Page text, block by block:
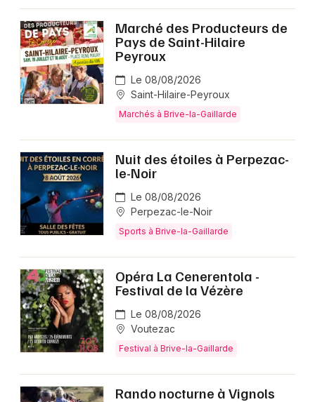
Marché des Producteurs de
Pays de Saint-Hilaire
Peyroux
Le 08/08/2026
Saint-Hilaire-Peyroux
Marchés à Brive-la-Gaillarde
Nuit des étoiles à Perpezac-
le-Noir
Le 08/08/2026
Perpezac-le-Noir
Sports à Brive-la-Gaillarde
Opéra La Cenerentola -
Festival de la Vézère
Le 08/08/2026
Voutezac
Festival à Brive-la-Gaillarde
Rando nocturne à Vignols